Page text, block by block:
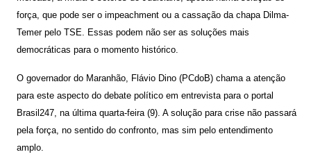
força, que pode ser o impeachment ou a cassação da chapa Dilma-
Temer pelo TSE. Essas podem não ser as soluções mais
democráticas para o momento histórico.
O governador do Maranhão, Flávio Dino (PCdoB) chama a atenção
para este aspecto do debate político em entrevista para o portal
Brasil247, na última quarta-feira (9). A solução para crise não passará
pela força, no sentido do confronto, mas sim pelo entendimento
amplo.